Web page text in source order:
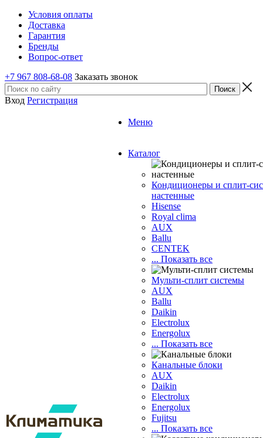
Условия оплаты
Доставка
Гарантия
Бренды
Вопрос-ответ
+7 967 808-68-08 Заказать звонок
Вход Регистрация
Меню
Каталог
Кондиционеры и сплит-
настенные
Hisense
Royal clima
AUX
Ballu
CENTEK
... Показать все
Мульти-сплит системы
AUX
Ballu
Daikin
Electrolux
Energolux
... Показать все
Канальные блоки
AUX
Dаikin
Electrolux
Energolux
Fujitsu
... Показать все